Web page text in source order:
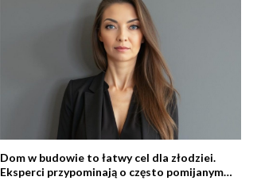
Dom w budowie to łatwy cel dla złodziei.
Eksperci przypominają o często pomijanym